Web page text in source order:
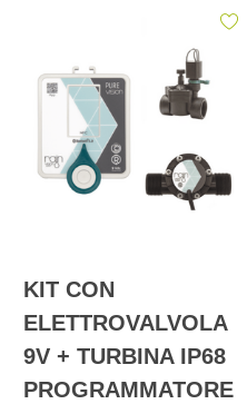
KIT CON
ELETTROVALVOLA
9V + TURBINA IP68
PROGRAMMATORE